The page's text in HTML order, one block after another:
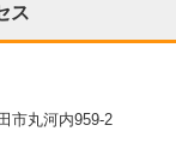
ス
市丸河内959-2